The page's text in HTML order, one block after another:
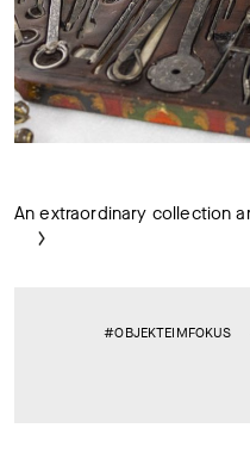
An extraordinary collection
#OBJEKTEIMFOKUS